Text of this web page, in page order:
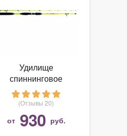
Удилище
спиннинговое
ВОЛЖАНКА Горыныч
1.8 м до 100 гр (090-
0031)
(Отзывы 20)
от 930 руб.